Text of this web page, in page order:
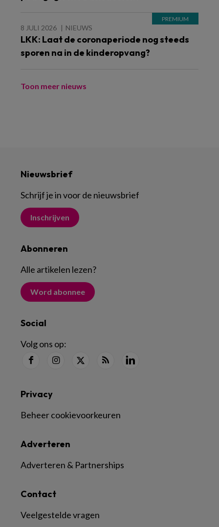
8 JULI 2026 NIEUWS
LKK: Laat de coronaperiode nog steeds
sporen na in de kinderopvang?
Toon meer nieuws
Nieuwsbrief
Schrijf je in voor de nieuwsbrief
Inschrijven
Abonneren
Alle artikelen lezen?
Word abonnee
Social
Volg ons op:
Contact
Veelgestelde vragen
Adverteren
Adverteren & Partnerships
Privacy
Beheer cookievoorkeuren